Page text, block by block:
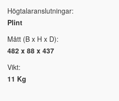
Högtalaranslutningar:
Plint
Mått (B x H x D):
482 x 88 x 437
Vikt:
11 Kg